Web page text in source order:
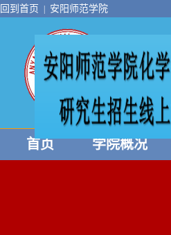
回到首页 安阳师范学院
首页 学院概况